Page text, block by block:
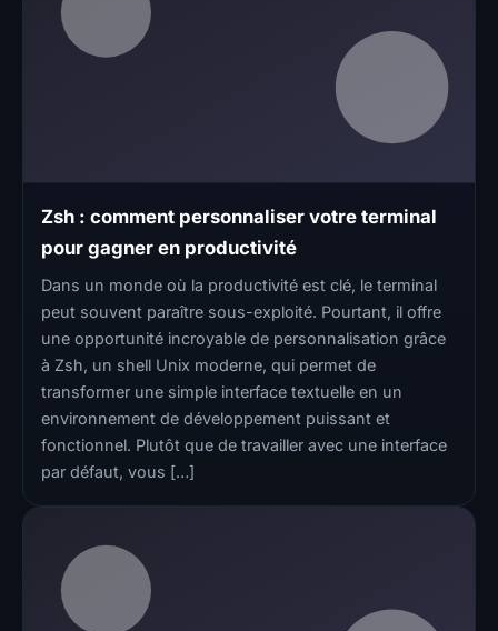
Zsh : comment personnaliser votre terminal
pour gagner en productivité
Dans un monde où la productivité est clé, le terminal
peut souvent paraître sous-exploité. Pourtant, il offre
une opportunité incroyable de personnalisation grâce
à Zsh, un shell Unix moderne, qui permet de
transformer une simple interface textuelle en un
environnement de développement puissant et
fonctionnel. Plutôt que de travailler avec une interface
par défaut, vous […]